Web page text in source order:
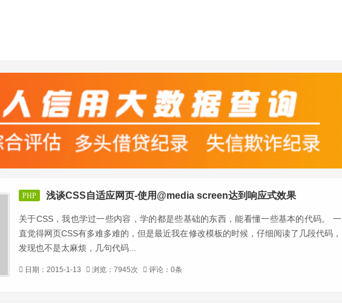
PHP 浅谈CSS自适应网页-使用@media screen达到响应式效果
关于CSS，我也学过一些内容，学的都是些基础的东西，能看懂一些基本的代码。 一
直觉得网页CSS有多难多难的，但是最近我在修改模板的时候，仔细阅读了几段代码，
发现也不是太麻烦，几句代码...
日期：2015-1-13 浏览：7945次 评论：0条